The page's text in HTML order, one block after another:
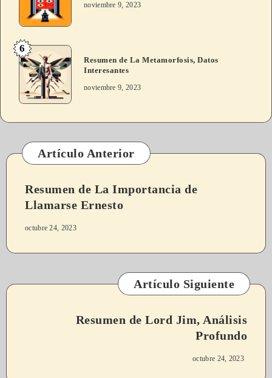
noviembre 9, 2023
6
Resumen de La Metamorfosis, Datos
Interesantes
noviembre 9, 2023
Artículo Anterior
Resumen de La Importancia de
Llamarse Ernesto
octubre 24, 2023
Artículo Siguiente
Resumen de Lord Jim, Análisis
Profundo
octubre 24, 2023